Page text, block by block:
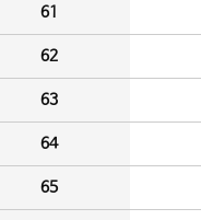
61
62
63
64
65